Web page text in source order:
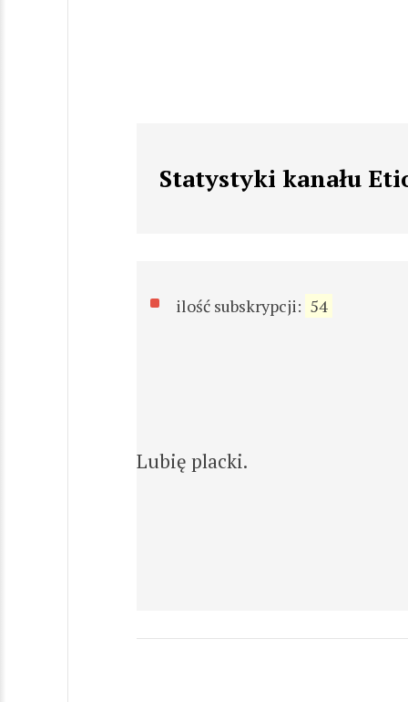
Statystyki kanału
ilość subskrypcji: 54
Lubię placki.